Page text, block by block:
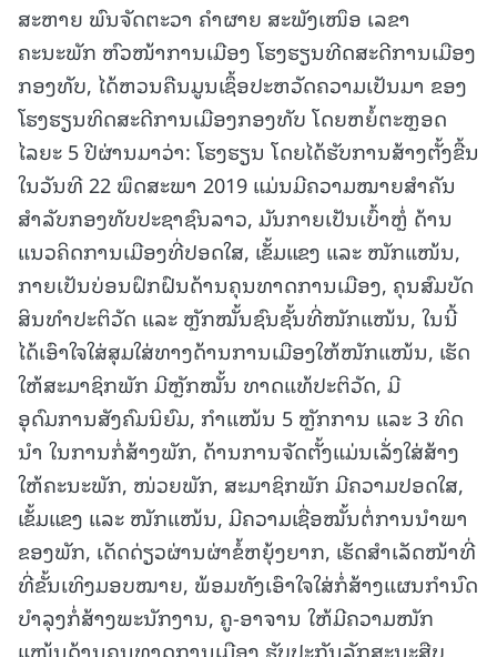
ສະຫາຍ ພົນຈັດຕະວາ ຄຳຜາຍ ສະພັງເໜຶອ ເລຂາ
ຄະນະພັກ ຫົວໜ້າການເມືອງ ໂຮງຮຽນທີດສະດີການເມືອງ
ກອງທັບ, ໄດ້ຫວນຄືນມູນເຊຶ້ອປະຫວັດຄວາມເປັນມາ ຂອງ
ໂຮງຮຽນທິດສະດີການເມືອງກອງທັບ ໂດຍຫຍໍ້ຕະຫຼອດ
ໄລຍະ 5 ປີຜ່ານມາວ່າ: ໂຮງຮຽນ ໂດຍໄດ້ຮັບການສ້າງຕັ້ງຂື້ນ
ໃນວັນທີ 22 ພຶດສະພາ 2019 ແມ່ນມີຄວາມໝາຍສໍາຄັນ
ສໍາລັບກອງທັບປະຊາຊົນລາວ, ມັນກາຍເປັນເບົ້າຫຼໍ່ ດ້ານ
ແນວຄິດການເມືອງທີ່ປອດໃສ, ເຂັ້ມແຂງ ແລະ ໜັກແໜ້ນ,
ກາຍເປັນບ່ອນຝຶກຝົນດ້ານຄຸນທາດການເມືອງ, ຄຸນສົມບັດ
ສິນທຳປະຕິວັດ ແລະ ຫຼັກໝັ້ນຊົນຊັ້ນທີ່ໜັກແໜ້ນ, ໃນນີ້
ໄດ້ເອົາໃຈໃສ່ສຸມໃສ່ທາງດ້ານການເມືອງໃຫ້ໜັກແໜ້ນ, ເຮັດ
ໃຫ້ສະມາຊິກພັກ ມີຫຼັກໝັ້ນ ທາດແທ້ປະຕິວັດ, ມີ
ອຸດົມການສັງຄົມນິຍົມ, ກຳແໜ້ນ 5 ຫຼັກການ ແລະ 3 ທິດ
ນໍາ ໃນການກໍ່ສ້າງພັກ, ດ້ານການຈັດຕັ້ງແມ່ນເລັ່ງໃສ່ສ້າງ
ໃຫ້ຄະນະພັກ, ໜ່ວຍພັກ, ສະມາຊິກພັກ ມີຄວາມປອດໃສ,
ເຂັ້ມແຂງ ແລະ ໜັກແໜ້ນ, ມີຄວາມເຊື່ອໝັ້ນຕໍ່ການນໍາພາ
ຂອງພັກ, ເດັດດ່ຽວຜ່ານຜ່າຂໍ້ຫຍຸ້ງຍາກ, ເຮັດສຳເລັດໜ້າທີ່
ທີ່ຂັ້ນເທິງມອບໝາຍ, ພ້ອມທັງເອົາໃຈໃສ່ກໍ່ສ້າງແຜນກໍານົດ
ບໍາລຸງກໍ່ສ້າງພະນັກງານ, ຄູ-ອາຈານ ໃຫ້ມີຄວາມໜັກ
ແໜ້ນດ້ານຄຸນທາດການເມືອງ ຮັບປະກັນລັກສະນະສືບ